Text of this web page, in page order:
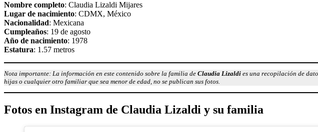
Nombre completo: Claudia Lizaldi Mijares
Lugar de nacimiento: CDMX, México
Nacionalidad: Mexicana
Cumpleaños: 19 de agosto
Año de nacimiento: 1978
Estatura: 1.57 metros
Nota importante: La información en este contenido sobre la familia de Claudia Lizaldi es una recopilación de
hijas o cualquier otro familiar que sea menor de edad, no se publican sus fotos.
Fotos en Instagram de Claudia Lizaldi y su familia